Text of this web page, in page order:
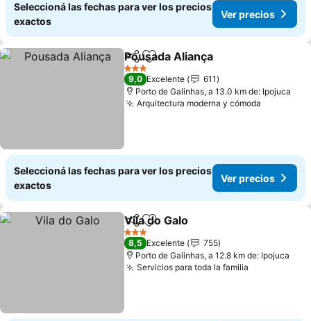
Seleccioná las fechas para ver los precios
exactos
Ver precios
CompartirAñadir a favoritos
Pousada Aliança
3 Estrellas
9,0 Excelente
611
Porto de Galinhas, a 13.0 km de: Ipojuca
Arquitectura moderna y cómoda
Seleccioná las fechas para ver los precios
exactos
Ver precios
CompartirAñadir a favoritos
Vila do Galo
3 Estrellas
8,5 Excelente
755
Porto de Galinhas, a 12.8 km de: Ipojuca
Servicios para toda la familia